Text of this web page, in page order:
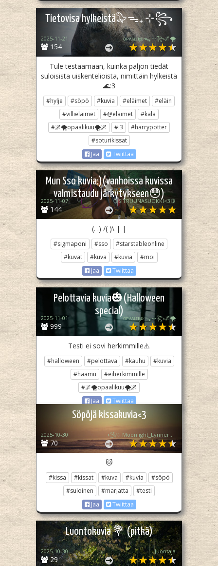
Tietovisa hylkeistä🦭ᯓ₊ ⊹꧂
154
2025-11-21 ᴏᴘᴀᴀʟɪӄᴜᴜᯓ₊ ⊹꧂🌌🌪
Tule testaamaan, kuinka paljon tiedät
suloisista uiskentelioista, nimittäin hylkeistä
🌊:3
#hylje #söpö #kuvia #eläimet
#eläin
#villieläimet
#@eläimet
#kala
#🌌🌪opaalikuu🌪🌌
#:3
#harrypotter
#soturikissat
Jaa
Twiittaa
Mun Sso kuvia:)(vanhoissa kuvissa
valmistaudu järkytykseen😳)
144
2025-11-07 🍋SITRUUNASUOKKI<3🍋
(. .) /( )\ | |
#sigmaponi #sso
#starstableonline
#kuvat
#kuva #kuvia
#moi
Jaa
Twiittaa
Pelottavia kuvia🎃(Halloween
special)
999
2025-11-01 ᴏᴘᴀᴀʟɪӄᴜᴜᯓ₊ ⊹꧂🌌🌪
Testi ei sovi herkimmille⚠️
#halloween #pelottava #kauhu
#kuvia
#haamu
#eiherkimmille
#🌌🌪opaalikuu🌪🌌
Jaa
Twiittaa
Söpöjä kissakuvia<3
70
2025-10-30 ꧁♡ Moonlight_Lynner_Lover ♡꧂
🐱
#kissa #kissat #kuva #kuvia
#söpö
#suloinen
#marjatta
#testi
Jaa
Twiittaa
Luontokuvia 💐 (pitkä)
29
2025-10-30 Juontaja